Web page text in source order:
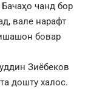
чанд бор
вале нарафт
бовар
Зиёбеков
дошту халос.